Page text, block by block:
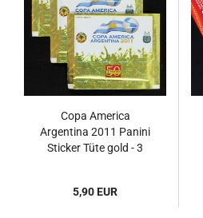
Copa America
Argentina 2011 Panini
Sticker Tüte gold - 3
5,90 EUR